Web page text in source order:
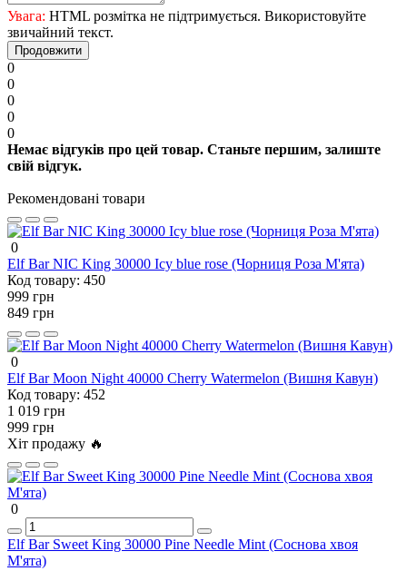
Увага: HTML розмітка не підтримується. Використовуйте
звичайний текст.
Продовжити
0
0
0
0
0
Немає відгуків про цей товар. Станьте першим, залиште
свій відгук.
Рекомендовані товари
0
Elf Bar NIC King 30000 Icy blue rose (Чорниця Роза М'ята)
Код товару: 450
999 грн
849 грн
0
Elf Bar Moon Night 40000 Cherry Watermelon (Вишня Кавун)
Код товару: 452
1 019 грн
999 грн
Хіт продажу 🔥
0
Elf Bar Sweet King 30000 Pine Needle Mint (Соснова хвоя
М'ята)